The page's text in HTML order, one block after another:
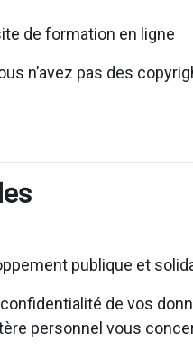
de formation en ligne
n’avez pas des
publique et
de vos
personnel vous